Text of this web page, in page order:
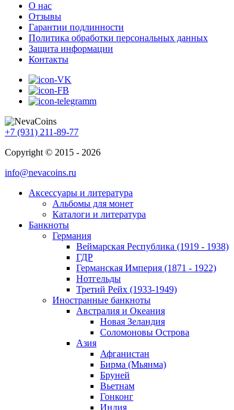
О нас
Отзывы
Гарантии подлинности
Политика обработки персональных данных
Защита информации
Контакты
+7 (931) 211-89-77
Copyright © 2015 - 2026
info@nevacoins.ru
Аксессуары и литература
Альбомы для монет
Каталоги и литература
Банкноты
Германия
Веймарская Республика (1919 - 1938)
ГДР
Германская Империя (1871 - 1922)
Нотгельды
Третий Рейх (1933-1949)
Иностранные банкноты
Австралия и Океания
Новая Зеландия
Соломоновы Острова
Азия
Афганистан
Бирма (Мьянма)
Бруней
Вьетнам
Гонконг
Индия